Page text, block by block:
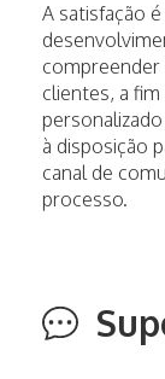
A satisfação
compreender
clientes, a
à disposição
canal de
processo.